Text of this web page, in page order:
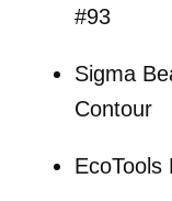
#93
Sigma
Contour
EcoTools